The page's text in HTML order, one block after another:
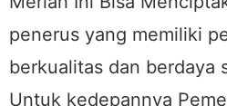
penerus yang memiliki
berkualitas dan berdaya
Untuk kedepannya